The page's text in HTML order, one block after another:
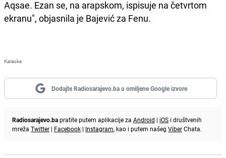
Aqsae. Ezan se, na arapskom, ispisuje na četvrtom
ekranu", objasnila je Bajević za Fenu.
Karaoke
Dodajte Radiosarajevo.ba u omiljene Google izvore
Radiosarajevo.bapratite putem aplikacije za Android | iOS i društvenih
mreža Twitter | Facebook | Instagram, kao i putem našeg ViberChata.